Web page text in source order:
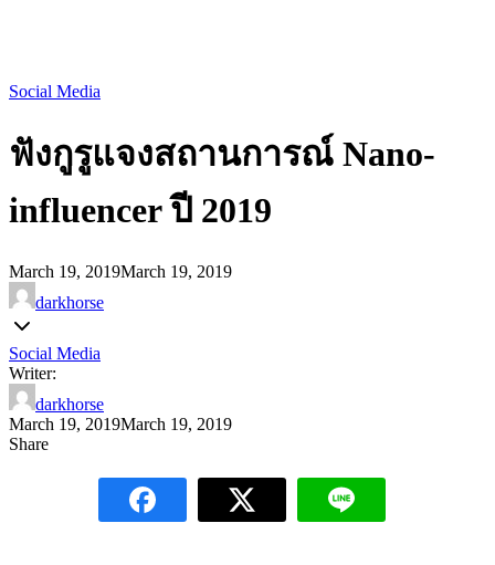
Social Media
ฟังกูรูแจงสถานการณ์ Nano-
influencer ปี 2019
March 19, 2019March 19, 2019
darkhorse
Social Media
Writer:
darkhorse
March 19, 2019March 19, 2019
Share